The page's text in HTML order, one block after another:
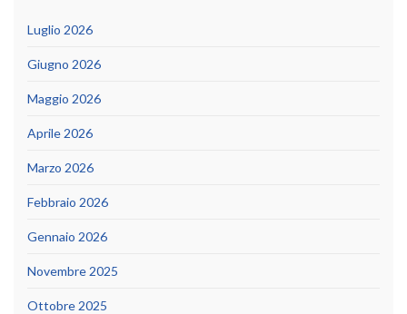
Luglio 2026
Giugno 2026
Maggio 2026
Aprile 2026
Marzo 2026
Febbraio 2026
Gennaio 2026
Novembre 2025
Ottobre 2025